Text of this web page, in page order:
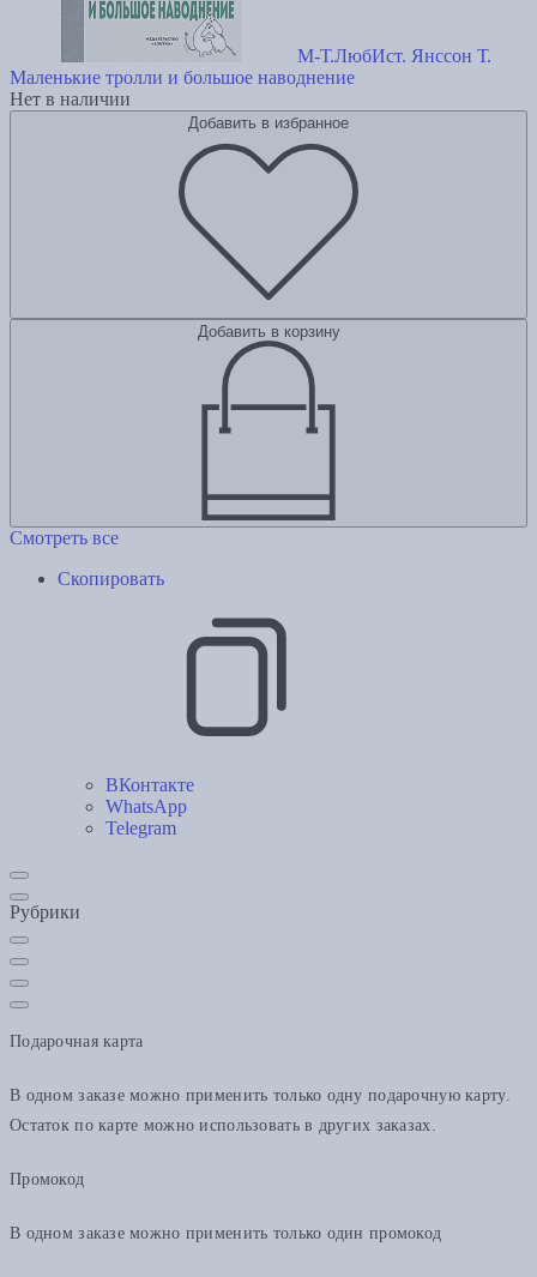
М-Т.ЛюбИст. Янссон Т.
Маленькие тролли и большое наводнение
Нет в наличии
Добавить в избранное
Добавить в корзину
Смотреть все
Скопировать
ВКонтакте
WhatsApp
Telegram
Рубрики
Подарочная карта
В одном заказе можно применить только одну подарочную карту.
Остаток по карте можно использовать в других заказах.
Промокод
В одном заказе можно применить только один промокод